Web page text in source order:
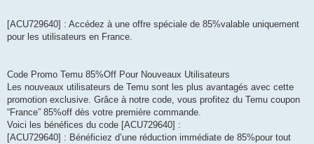
[ACU729640] : Accédez à une offre spéciale de 85%valable uniquement
pour les utilisateurs en France.
Code Promo Temu 85%Off Pour Nouveaux Utilisateurs
Les nouveaux utilisateurs de Temu sont les plus avantagés avec cette
promotion exclusive. Grâce à notre code, vous profitez du Temu coupon
“France” 85%off dès votre première commande.
Voici les bénéfices du code [ACU729640] :
[ACU729640] : Bénéficiez d’une réduction immédiate de 85%pour tout